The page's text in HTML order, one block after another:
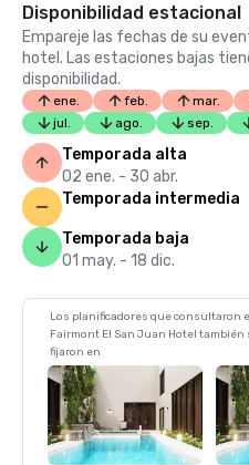
Disponibilidad estacional
Empareje las fechas de su
hotel. Las estaciones bajas
disponibilidad.
ene. feb. mar.
jul.
ago. sep.
Temporada alta
02 ene. - 30 abr.
Temporada intermedia
Temporada baja
01 may. - 18 dic.
Los planificadores que consultaron
Fairmont El San Juan Hotel también
fijaron en